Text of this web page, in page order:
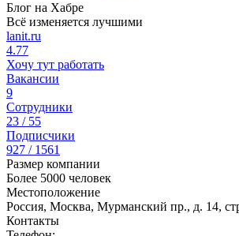
Блог на Хабре
Всё изменяется лучшими
lanit.ru
4.77
Хочу тут работать
Вакансии
9
Сотрудники
23 / 55
Подписчики
927 / 1561
Размер компании
Более 5000 человек
Местоположение
Россия, Москва, Мурманский пр., д. 14,
Контакты